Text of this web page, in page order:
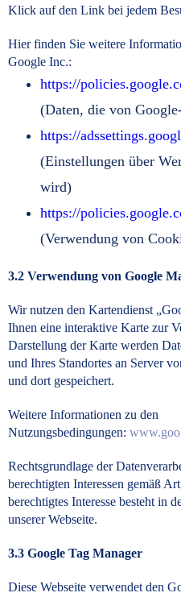
Klick auf den Link bei jedem
Hier finden Sie weitere
Google Inc.:
https://
(Daten, die von
https://
(Einstellungen über
wird)
https://
(Verwendung von
3.2 Verwendung von Google
Wir nutzen den Kartendienst
Ihnen eine interaktive Karte zur
Darstellung der Karte werden
und Ihres Standortes an Server
und dort gespeichert.
Weitere Informationen zu den
Nutzungsbedingungen:
Rechtsgrundlage der
berechtigten Interessen gemäß
berechtigtes Interesse besteht in
unserer Webseite.
3.3 Google Tag Manager
Diese Webseite verwendet den